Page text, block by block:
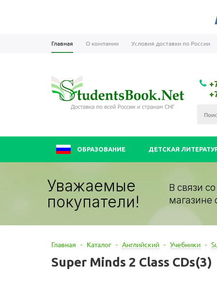
Главная О компании Условия доставки по России
ОБРАЗОВАНИЕ ДЕТСКАЯ
Уважаемые
покупатели!
В связи
магазине
Главная - Каталог - Английский - Учебники -
Super Minds 2 Class CDs(3)